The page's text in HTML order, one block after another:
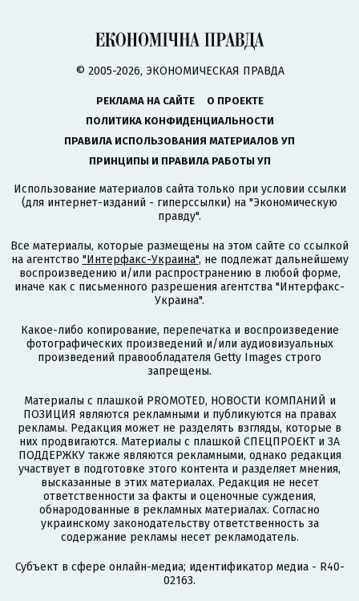
© 2005-2026, ЭКОНОМИЧЕСКАЯ ПРАВДА
РЕКЛАМА НА САЙТЕ
О ПРОЕКТЕ
ПОЛИТИКА КОНФИДЕНЦИАЛЬНОСТИ
ПРАВИЛА ИСПОЛЬЗОВАНИЯ МАТЕРИАЛОВ УП
ПРИНЦИПЫ И ПРАВИЛА РАБОТЫ УП
Использование материалов сайта только при условии ссылки
(для интернет-изданий - гиперссылки) на "Экономическую
правду".
Все материалы, которые размещены на этом сайте со ссылкой
на агентство "Интерфакс-Украина", не подлежат дальнейшему
воспроизведению и/или распространению в любой форме,
иначе как с письменного разрешения агентства "Интерфакс-
Украина".
Какое-либо копирование, перепечатка и воспроизведение
фотографических произведений и/или аудиовизуальных
произведений правообладателя Getty Images строго
запрещены.
Материалы с плашкой PROMOTED, НОВОСТИ КОМПАНИЙ и
ПОЗИЦИЯ являются рекламными и публикуются на правах
рекламы. Редакция может не разделять взгляды, которые в
них продвигаются. Материалы с плашкой СПЕЦПРОЕКТ и ЗА
ПОДДЕРЖКУ также являются рекламными, однако редакция
участвует в подготовке этого контента и разделяет мнения,
высказанные в этих материалах. Редакция не несет
ответственности за факты и оценочные суждения,
обнародованные в рекламных материалах. Согласно
украинскому законодательству ответственность за
содержание рекламы несет рекламодатель.
Субъект в сфере онлайн-медиа; идентификатор медиа - R40-
02163.